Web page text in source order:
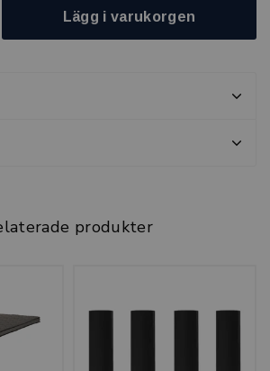
Lägg i varukorgen
produkter